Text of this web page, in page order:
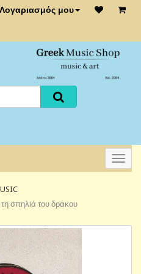
μου
σπηλιά του δράκου